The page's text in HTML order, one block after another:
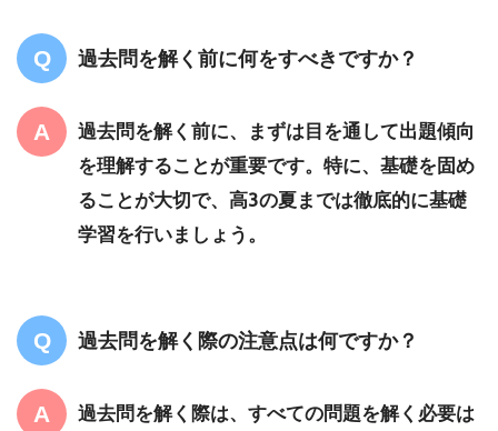
過去問を解く前に何をすべきですか？
過去問を解く前に、まずは目を通して出題傾向
を理解することが重要です。特に、基礎を固め
ることが大切で、高3の夏までは徹底的に基礎
学習を行いましょう。
過去問を解く際の注意点は何ですか？
過去問を解く際は、すべての問題を解く必要は